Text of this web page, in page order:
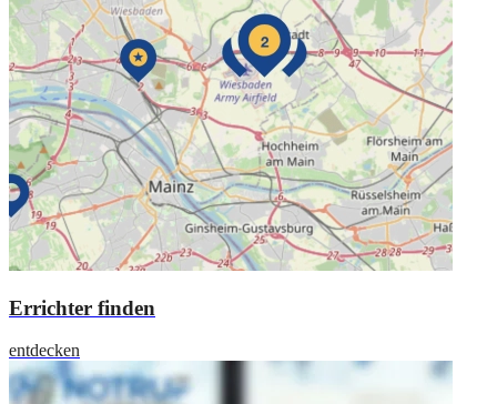
Errichter finden
entdecken